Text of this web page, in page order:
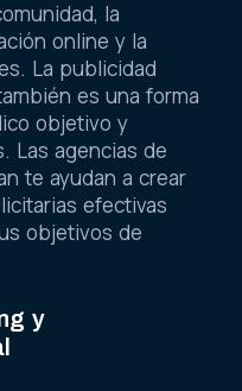
la
online y la
La publicidad
es una forma
objetivo y
Las agencias de
te ayudan a crear
efectivas
objetivos de
y